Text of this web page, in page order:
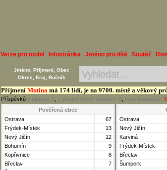
Verze pro mobil Infostránka Jméno pro dítě Soutěž
Příjmení Mutina má 174 lidí, je na 9700. místě a věkový
Příspěvků v diskuzi: 0 v předminulých stoletích: 0 mezi kandidáty: 5
Jméno, Příjmení, Obec
Okres, Kraj, Ročník
Pověřená obec
Ostrava
67
Frýdek-Místek
13
Nový Jičín
12
Bohumín
9
Kopřivnice
8
Břeclav
7
Ostrava
Nový Jičín
Karviná
Frýdek-Místek
Břeclav
Šumperk